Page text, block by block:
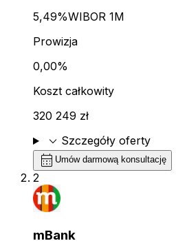
5,49%WIBOR 1M
Prowizja
0,00%
Koszt całkowity
320 249 zł
expand_more Szczegóły oferty
calendar_month Umów darmową konsultację
2
mBank